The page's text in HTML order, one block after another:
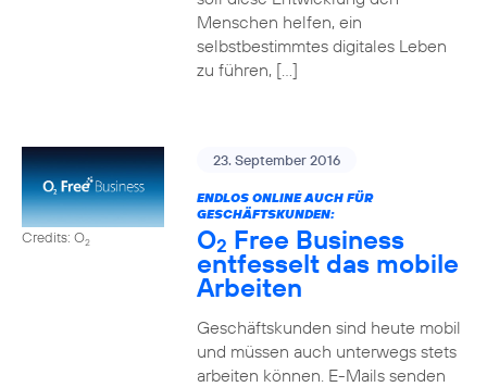
Menschen helfen, ein
selbstbestimmtes digitales Leben
zu führen, […]
Credits: O2
23. September 2016
ENDLOS ONLINE AUCH FÜR
GESCHÄFTSKUNDEN:
O2 Free Business
entfesselt das mobile
Arbeiten
Geschäftskunden sind heute mobil
und müssen auch unterwegs stets
arbeiten können. E-Mails senden